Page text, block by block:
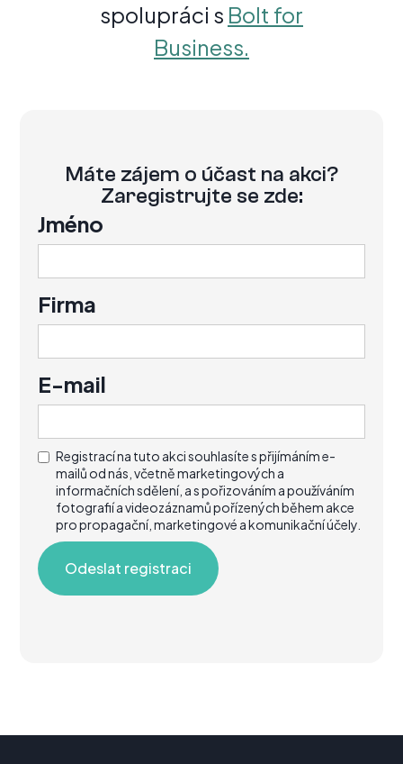
spolupráci s Bolt for
Business.
Máte zájem o účast na akci?
Zaregistrujte se zde:
Jméno
Firma
E-mail
Registrací na tuto akci souhlasíte s přijímáním e-
mailů od nás, včetně marketingových a
informačních sdělení, a s pořizováním a používáním
fotografií a videozáznamů pořízených během akce
pro propagační, marketingové a komunikační účely.